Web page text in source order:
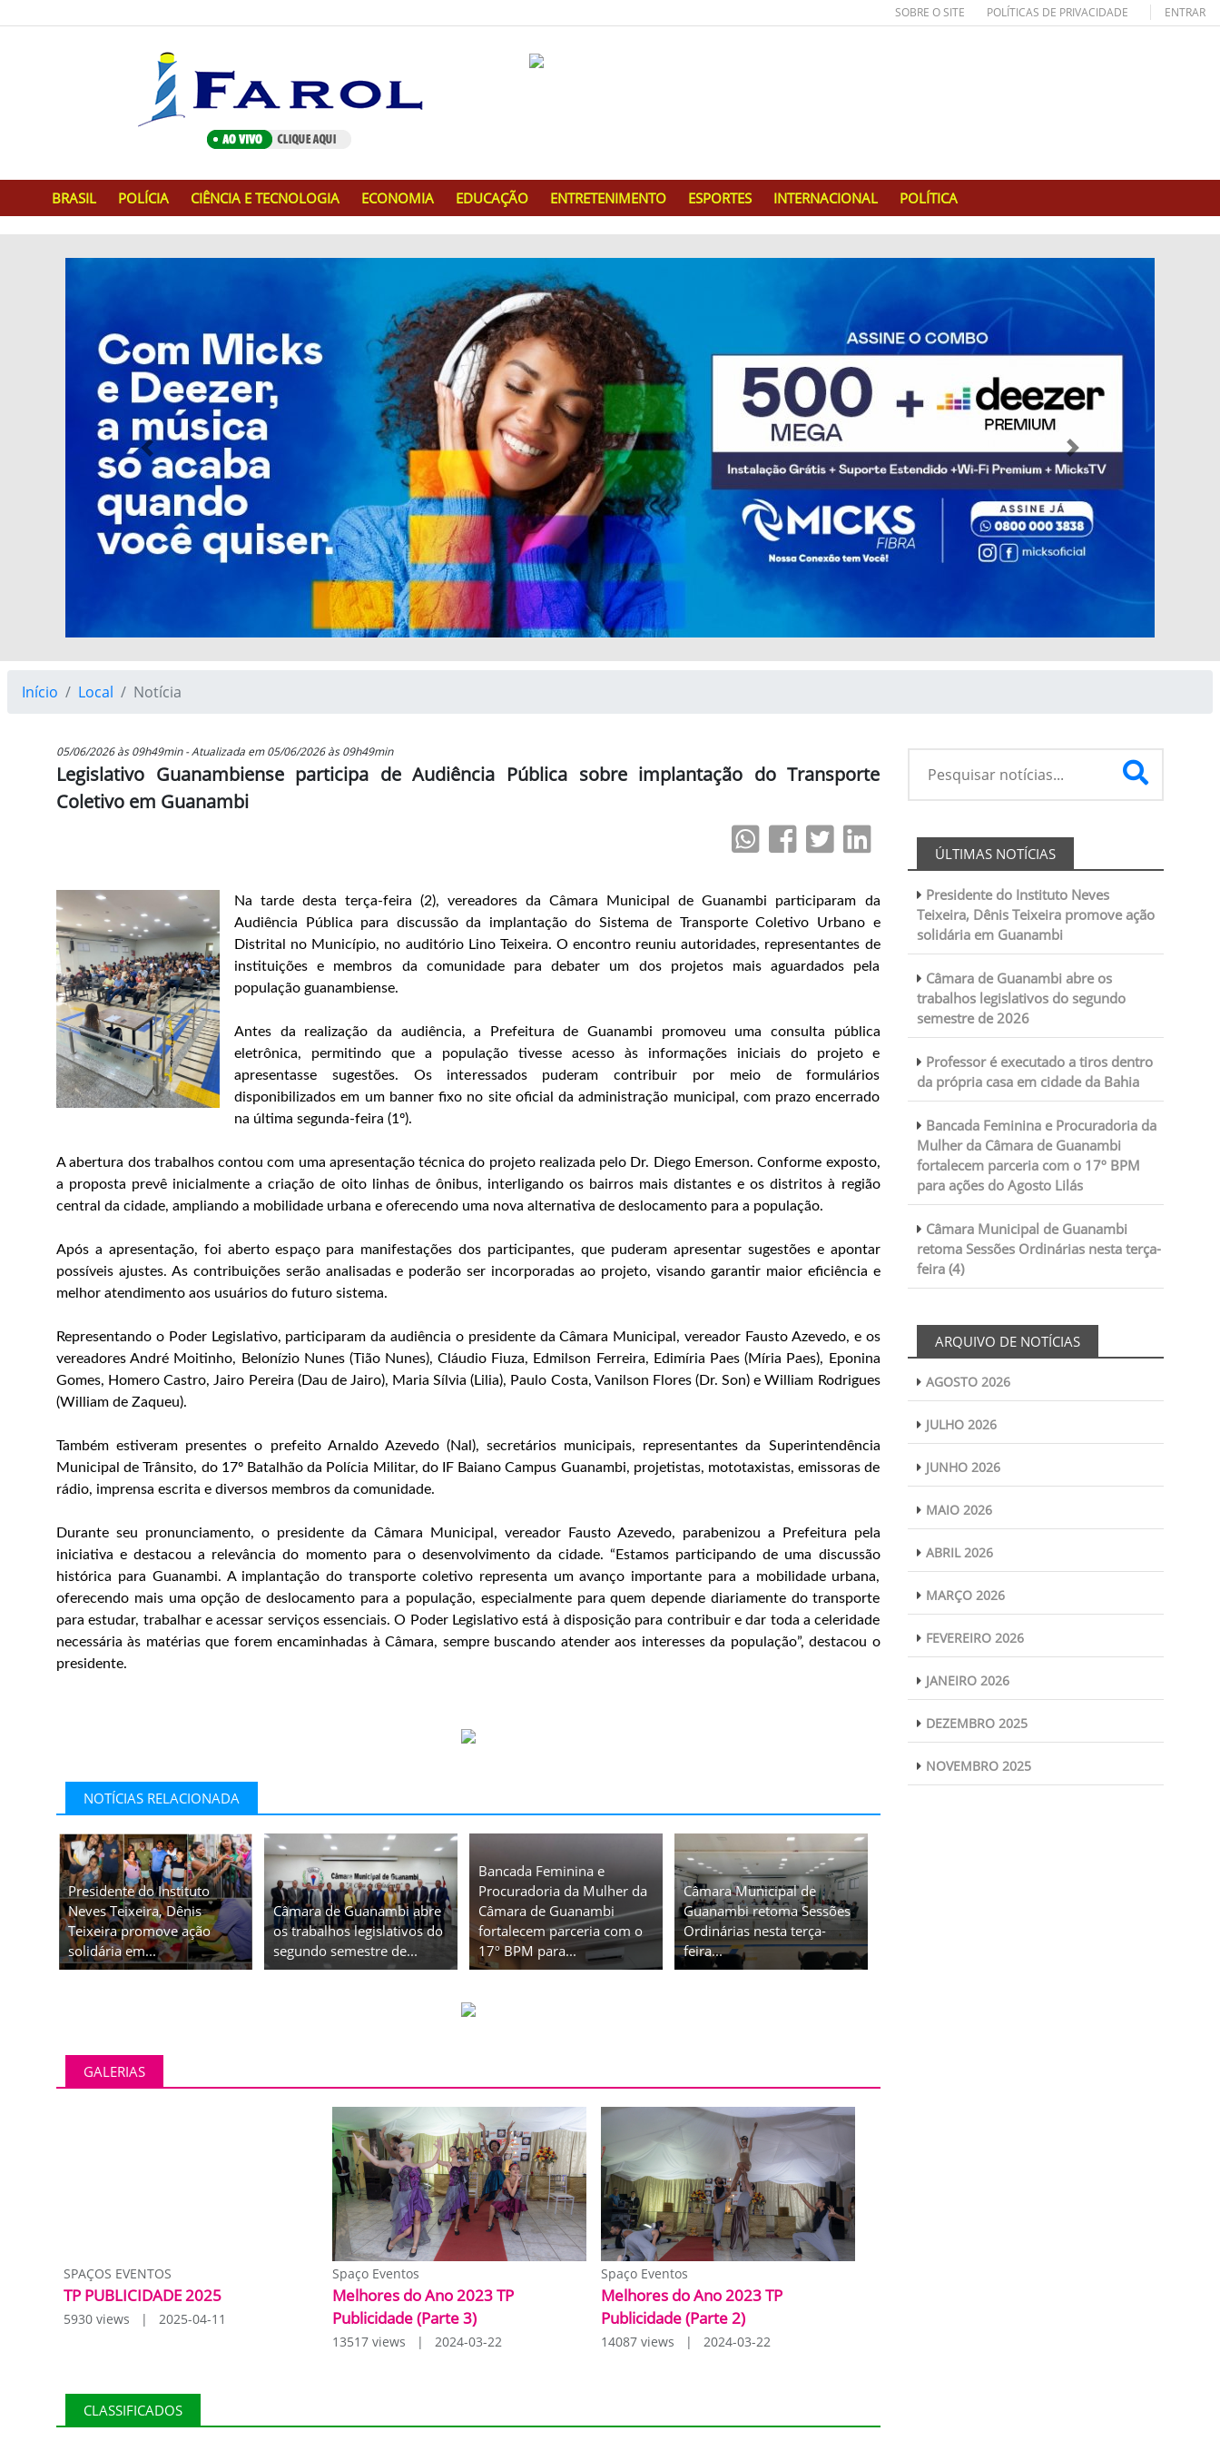
SOBRE O SITE POLÍTICAS DE PRIVACIDADE ENTRAR
BRASIL POLÍCIA CIÊNCIA E TECNOLOGIA ECONOMIA EDUCAÇÃO ENTRETENIMENTO ESPORTES INTERNACIONAL POLÍTICA
Previous Next
Início Local Notícia
05/06/2026 às 09h49min - Atualizada em 05/06/2026 às 09h49min
Legislativo Guanambiense participa de Audiência Pública sobre implantação do Transporte
Coletivo em Guanambi
Na tarde desta terça-feira (2), vereadores da Câmara Municipal de Guanambi participaram da
Audiência Pública para discussão da implantação do Sistema de Transporte Coletivo Urbano e
Distrital no Município, no auditório Lino Teixeira. O encontro reuniu autoridades, representantes de
instituições e membros da comunidade para debater um dos projetos mais aguardados pela
população guanambiense.
Antes da realização da audiência, a Prefeitura de Guanambi promoveu uma consulta pública
eletrônica, permitindo que a população tivesse acesso às informações iniciais do projeto e
apresentasse sugestões. Os interessados puderam contribuir por meio de formulários
disponibilizados em um banner fixo no site oficial da administração municipal, com prazo encerrado
na última segunda-feira (1º).
A abertura dos trabalhos contou com uma apresentação técnica do projeto realizada pelo Dr. Diego Emerson. Conforme exposto,
a proposta prevê inicialmente a criação de oito linhas de ônibus, interligando os bairros mais distantes e os distritos à região
central da cidade, ampliando a mobilidade urbana e oferecendo uma nova alternativa de deslocamento para a população.
Após a apresentação, foi aberto espaço para manifestações dos participantes, que puderam apresentar sugestões e apontar
possíveis ajustes. As contribuições serão analisadas e poderão ser incorporadas ao projeto, visando garantir maior eficiência e
melhor atendimento aos usuários do futuro sistema.
Representando o Poder Legislativo, participaram da audiência o presidente da Câmara Municipal, vereador Fausto Azevedo, e os
vereadores André Moitinho, Belonízio Nunes (Tião Nunes), Cláudio Fiuza, Edmilson Ferreira, Edimíria Paes (Míria Paes), Eponina
Gomes, Homero Castro, Jairo Pereira (Dau de Jairo), Maria Sílvia (Lilia), Paulo Costa, Vanilson Flores (Dr. Son) e William Rodrigues
(William de Zaqueu).
Também estiveram presentes o prefeito Arnaldo Azevedo (Nal), secretários municipais, representantes da Superintendência
Municipal de Trânsito, do 17º Batalhão da Polícia Militar, do IF Baiano Campus Guanambi, projetistas, mototaxistas, emissoras de
rádio, imprensa escrita e diversos membros da comunidade.
Durante seu pronunciamento, o presidente da Câmara Municipal, vereador Fausto Azevedo, parabenizou a Prefeitura pela
iniciativa e destacou a relevância do momento para o desenvolvimento da cidade. “Estamos participando de uma discussão
histórica para Guanambi. A implantação do transporte coletivo representa um avanço importante para a mobilidade urbana,
oferecendo mais uma opção de deslocamento para a população, especialmente para quem depende diariamente do transporte
para estudar, trabalhar e acessar serviços essenciais. O Poder Legislativo está à disposição para contribuir e dar toda a celeridade
necessária às matérias que forem encaminhadas à Câmara, sempre buscando atender aos interesses da população”, destacou o
presidente.
NOTÍCIAS RELACIONADA
Presidente do Instituto
Neves Teixeira, Dênis
Teixeira promove ação
solidária em...
Câmara de Guanambi abre
os trabalhos legislativos do
segundo semestre de...
Bancada Feminina e
Procuradoria da Mulher da
Câmara de Guanambi
fortalecem parceria com o
17º BPM para...
Câmara Municipal de
Guanambi retoma Sessões
Ordinárias nesta terça-
feira...
GALERIAS
SPAÇOS EVENTOS
TP PUBLICIDADE 2025
5930 views | 2025-04-11
Spaço Eventos
Melhores do Ano 2023 TP
Publicidade (Parte 3)
13517 views | 2024-03-22
Spaço Eventos
Melhores do Ano 2023 TP
Publicidade (Parte 2)
14087 views | 2024-03-22
CLASSIFICADOS
ÚLTIMAS NOTÍCIAS
Presidente do Instituto Neves
Teixeira, Dênis Teixeira promove ação
solidária em Guanambi
Câmara de Guanambi abre os
trabalhos legislativos do segundo
semestre de 2026
Professor é executado a tiros dentro
da própria casa em cidade da Bahia
Bancada Feminina e Procuradoria da
Mulher da Câmara de Guanambi
fortalecem parceria com o 17º BPM
para ações do Agosto Lilás
Câmara Municipal de Guanambi
retoma Sessões Ordinárias nesta terça-
feira (4)
ARQUIVO DE NOTÍCIAS
AGOSTO 2026
JULHO 2026
JUNHO 2026
MAIO 2026
ABRIL 2026
MARÇO 2026
FEVEREIRO 2026
JANEIRO 2026
DEZEMBRO 2025
NOVEMBRO 2025